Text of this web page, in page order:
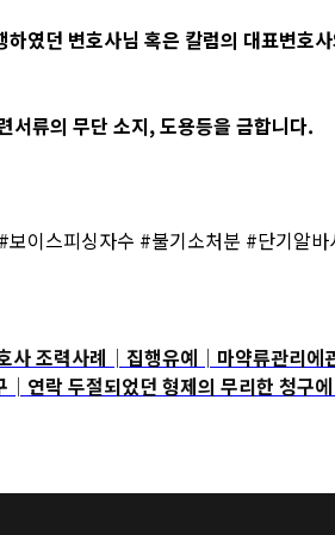
였던 변호사님 혹은 칼럼의 대표변호
서류의 무단 소지, 도용등을 금합니다.
보이스피싱자수 #불기소처분 #단기알
사 조력사례│집행유예│마약류관리에
│연락 두절되었던 형제의 무리한 청구